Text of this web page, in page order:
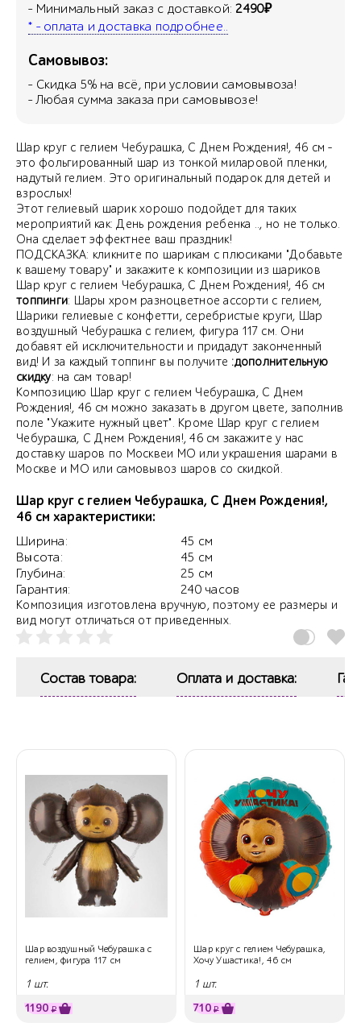
- Минимальный заказ с доставкой:2490₽
* - оплата и доставка подробнее..
Самовывоз:
- Скидка 5% на всё, при условии самовывоза!
- Любая сумма заказа при самовывозе!
Шар круг с гелием Чебурашка, С Днем Рождения!, 46 см -
это фольгированный шар из тонкой миларовой пленки,
надутый гелием. Это оригинальный подарок для детей и
взрослых!
Этот гелиевый шарик хорошо подойдет для таких
мероприятий как: День рождения ребенка .., но не только.
Она сделает эффектнее ваш праздник!
ПОДСКАЗКА: кликните по шарикам с плюсиками "Добавьте
к вашему товару" и закажите к композиции из шариков
Шар круг с гелием Чебурашка, С Днем Рождения!, 46 см
топпинги: Шары хром разноцветное ассорти с гелием,
Шарики гелиевые с конфетти, серебристые круги, Шар
воздушный Чебурашка с гелием, фигура 117 см. Они
добавят ей исключительности и придадут законченный
вид! И за каждый топпинг вы получите :дополнительную
скидку: на сам товар!
Композицию Шар круг с гелием Чебурашка, С Днем
Рождения!, 46 см можно заказать в другом цвете, заполнив
поле "Укажите нужный цвет". Кроме Шар круг с гелием
Чебурашка, С Днем Рождения!, 46 см закажите у нас
доставку шаров по Москвеи МО или украшения шарами в
Москве и МО или самовывоз шаров со скидкой.
Шар круг с гелием Чебурашка, С Днем Рождения!,
46 см характеристики:
Ширина:
Высота:
Глубина:
Гарантия:
45 см
45 см
25 см
240 часов
Композиция изготовлена вручную, поэтому ее размеры и
вид могут отличаться от приведенных.
Состав товара: Оплата и доставка:
Шар воздушный Чебурашка с
гелием, фигура 117 см
1 шт.
1190 ₽
Шар круг с гелием Чебурашка,
Хочу Ушастика!, 46 см
1 шт.
710 ₽